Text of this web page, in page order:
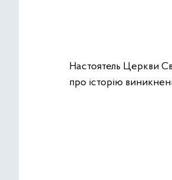
Настоятель Церкви
про історію